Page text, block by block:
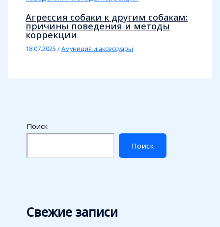
Агрессия собаки к другим собакам:
причины поведения и методы
коррекции
18.07.2025/Амуниция и аксессуары
Поиск
Поиск
Свежие записи